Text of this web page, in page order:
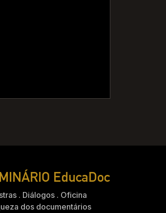
EducaDoc
. Diálogos . Oficina
dos documentários